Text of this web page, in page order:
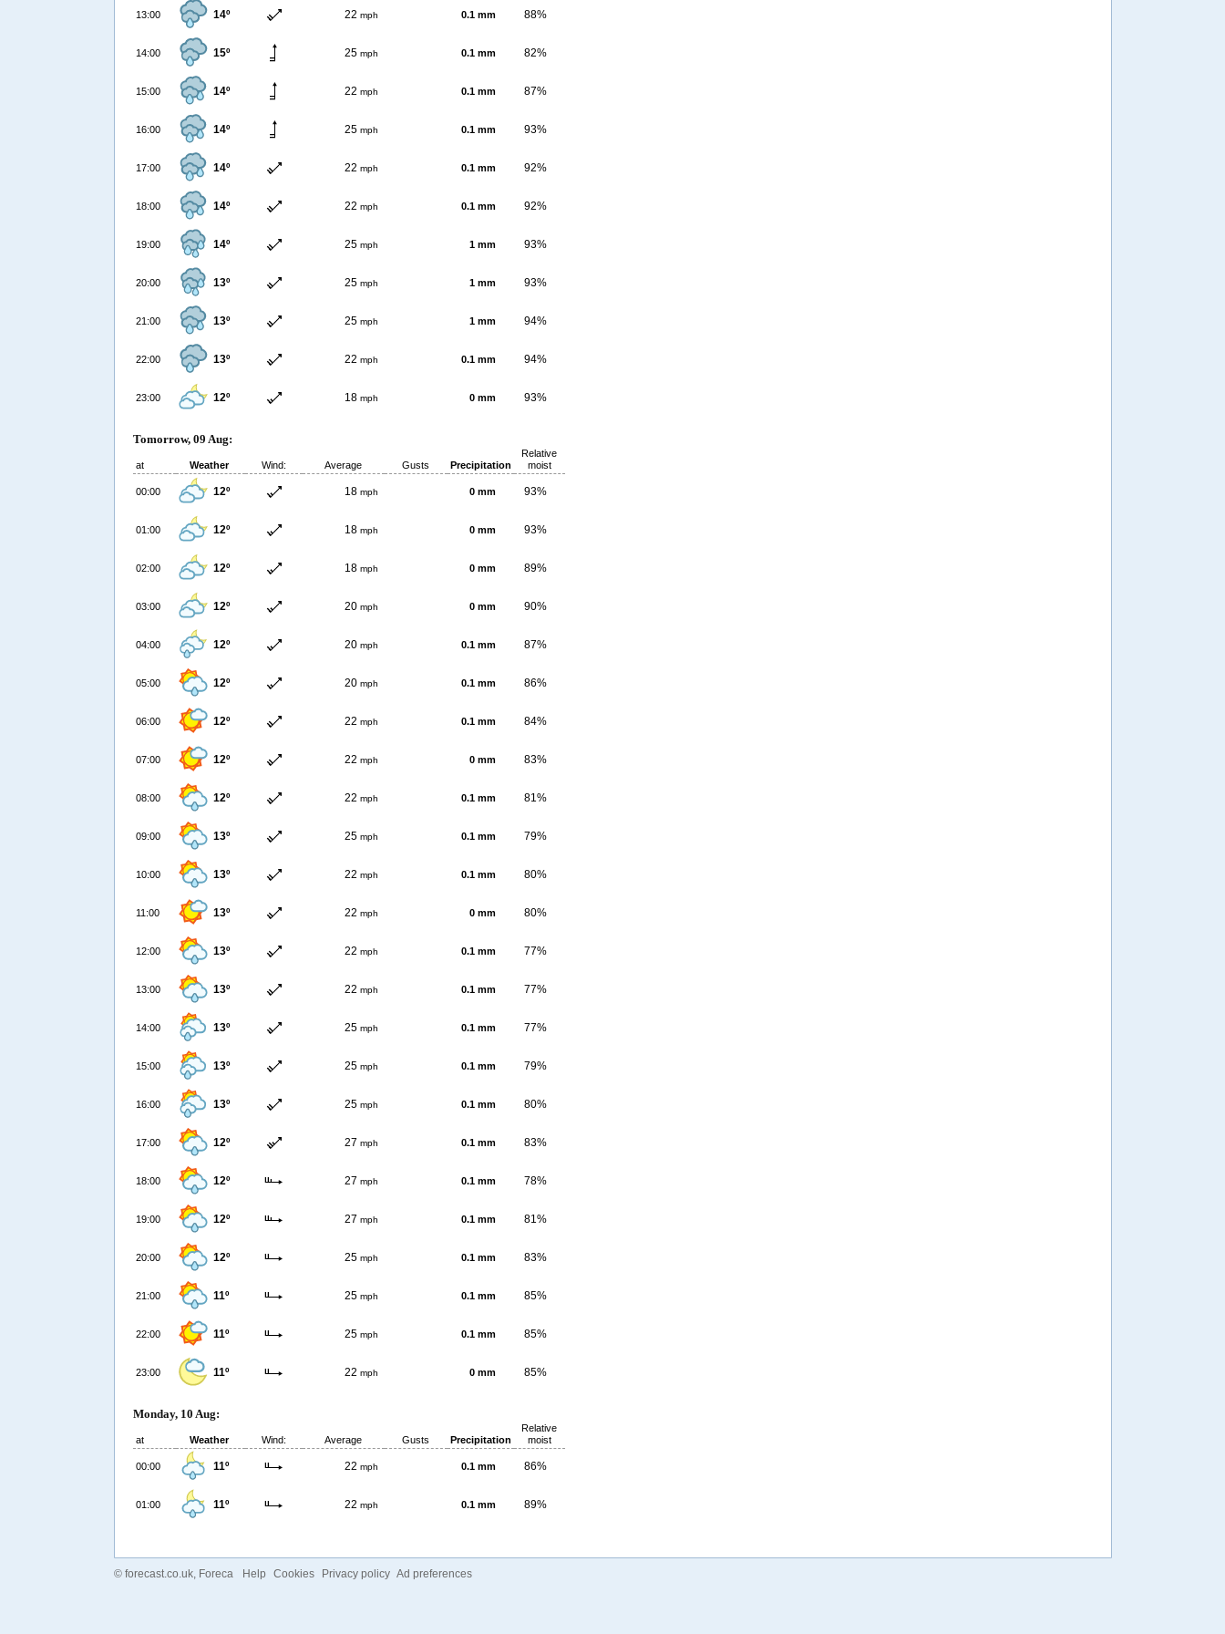
13:00 14º 22 mph 0.1 mm 88%
14:00 15º 25 mph 0.1 mm 82%
15:00 14º 22 mph 0.1 mm 87%
16:00 14º 25 mph 0.1 mm 93%
17:00 14º 22 mph 0.1 mm 92%
18:00 14º 22 mph 0.1 mm 92%
19:00 14º 25 mph 1 mm 93%
20:00 13º 25 mph 1 mm 93%
21:00 13º 25 mph 1 mm 94%
22:00 13º 22 mph 0.1 mm 94%
23:00 12º 18 mph 0 mm 93%
Tomorrow, 09 Aug:
at Weather Wind: Average Gusts Precipitation
Relative
moist
00:00 12º 18 mph 0 mm 93%
01:00 12º 18 mph 0 mm 93%
02:00 12º 18 mph 0 mm 89%
03:00 12º 20 mph 0 mm 90%
04:00 12º 20 mph 0.1 mm 87%
05:00 12º 20 mph 0.1 mm 86%
06:00 12º 22 mph 0.1 mm 84%
07:00 12º 22 mph 0 mm 83%
08:00 12º 22 mph 0.1 mm 81%
09:00 13º 25 mph 0.1 mm 79%
10:00 13º 22 mph 0.1 mm 80%
11:00 13º 22 mph 0 mm 80%
12:00 13º 22 mph 0.1 mm 77%
13:00 13º 22 mph 0.1 mm 77%
14:00 13º 25 mph 0.1 mm 77%
15:00 13º 25 mph 0.1 mm 79%
16:00 13º 25 mph 0.1 mm 80%
17:00 12º 27 mph 0.1 mm 83%
18:00 12º 27 mph 0.1 mm 78%
19:00 12º 27 mph 0.1 mm 81%
20:00 12º 25 mph 0.1 mm 83%
21:00 11º 25 mph 0.1 mm 85%
22:00 11º 25 mph 0.1 mm 85%
23:00 11º 22 mph 0 mm 85%
Monday, 10 Aug:
at Weather Wind: Average Gusts Precipitation
Relative
moist
00:00 11º 22 mph 0.1 mm 86%
01:00 11º 22 mph 0.1 mm 89%
© forecast.co.uk, Foreca Help Cookies Privacy policy Ad preferences